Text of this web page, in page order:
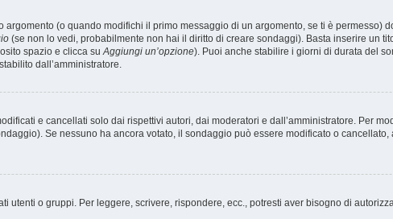
(o quando modifichi il primo messaggio di un argomento, se ti è permesso)
(se non lo vedi, probabilmente non hai il diritto di creare sondaggi). Basta inserire un
spazio e clicca suAggiungi un’opzione). Puoi anche stabilire i giorni di durata del
dall’amministratore.
e cancellati solo dai rispettivi autori, dai moderatori e dall’amministratore. Per
Se nessuno ha ancora votato, il sondaggio può essere modificato o cancellato,
utenti o gruppi. Per leggere, scrivere, rispondere, ecc., potresti aver bisogno di